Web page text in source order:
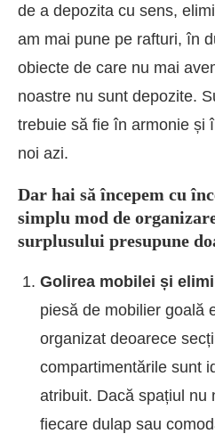
de a depozita cu sens,
am mai pune pe rafturi, în
obiecte de care nu mai
noastre nu sunt depozite.
trebuie să fie în armonie și
noi azi.
Dar hai să începem cu
simplu mod de
surplusului presupune
Golirea mobilei și
piesă de mobilier goală
organizat deoarece
compartimentările sunt
atribuit. Dacă spațiul nu
fiecare dulap sau